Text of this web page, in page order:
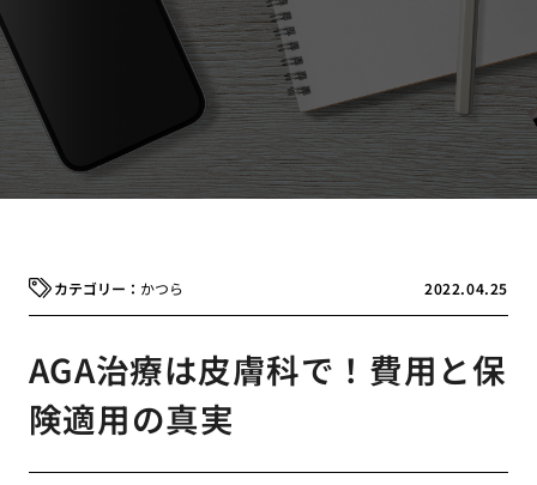
2022.04.25
かつら
AGA治療は皮膚科で！費用と保
険適用の真実